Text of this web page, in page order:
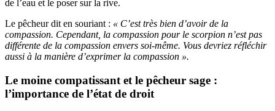
de l’eau et le poser sur la rive.
Le pêcheur dit en souriant : « C’est très bien d’avoir de la
compassion. Cependant, la compassion pour le scorpion n’est pas
différente de la compassion envers soi-même. Vous devriez réfléchir
aussi à la manière d’exprimer la compassion ».
Le moine compatissant et le pêcheur sage :
l’importance de l’état de droit